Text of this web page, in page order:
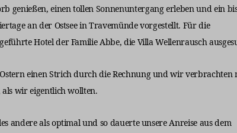
genießen, einen tollen Sonnenuntergang erleben und ein
an der Ostsee in Travemünde vorgestellt. Für die
Hotel der Familie Abbe, die Villa Wellenrausch
einen Strich durch die Rechnung und wir verbrachten
wir eigentlich wollten.
andere als optimal und so dauerte unsere Anreise aus dem